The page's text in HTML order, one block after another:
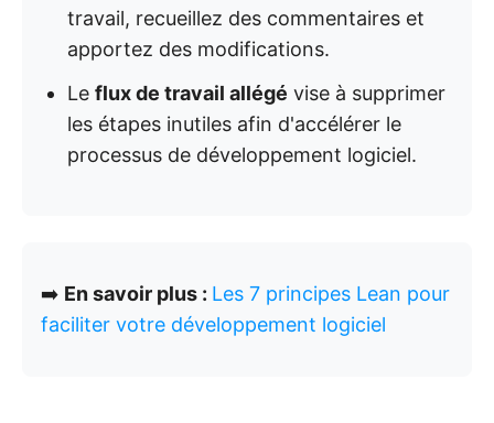
travail, recueillez des commentaires et
apportez des modifications.
Le flux de travail allégé vise à supprimer
les étapes inutiles afin d'accélérer le
processus de développement logiciel.
➡️ En savoir plus : Les 7 principes Lean pour
faciliter votre développement logiciel